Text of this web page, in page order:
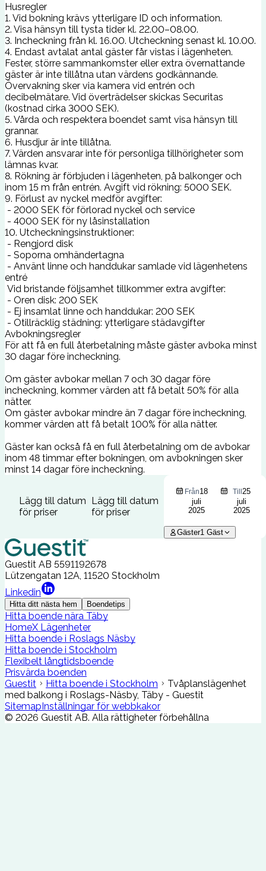
Husregler
1. Vid bokning krävs ytterligare ID och information.
2. Visa hänsyn till tysta tider kl. 22.00–08.00.
3. Incheckning från kl. 16.00. Utcheckning senast kl. 10.00.
4. Endast avtalat antal gäster får vistas i lägenheten.
Fester, större sammankomster eller extra övernattande
gäster är inte tillåtna utan värdens godkännande.
Övervakning sker via kamera vid entrén och
decibelmätare. Vid överträdelser skickas Securitas
(kostnad cirka 3000 SEK).
5. Vårda och respektera boendet samt visa hänsyn till
grannar.
6. Husdjur är inte tillåtna.
7. Värden ansvarar inte för personliga tillhörigheter som
lämnas kvar.
8. Rökning är förbjuden i lägenheten, på balkonger och
inom 15 m från entrén. Avgift vid rökning: 5000 SEK.
9. Förlust av nyckel medför avgifter:
- 2000 SEK för förlorad nyckel och service
- 4000 SEK för ny låsinstallation
10. Utcheckningsinstruktioner:
- Rengjord disk
- Soporna omhändertagna
- Använt linne och handdukar samlade vid lägenhetens
entré
Vid bristande följsamhet tillkommer extra avgifter:
- Oren disk: 200 SEK
- Ej insamlat linne och handdukar: 200 SEK
- Otillräcklig städning: ytterligare städavgifter
Avbokningsregler
För att få en full återbetalning måste gäster avboka minst
30 dagar före incheckning.
Om gäster avbokar mellan 7 och 30 dagar före
incheckning, kommer värden att få betalt 50% för alla
nätter.
Om gäster avbokar mindre än 7 dagar före incheckning,
kommer värden att få betalt 100% för alla nätter.
Gäster kan också få en full återbetalning om de avbokar
inom 48 timmar efter bokningen, om avbokningen sker
minst 14 dagar före incheckning.
Lägg till datum
för priser
Lägg till datum
för priser
Från18
juli
2025
Till25
juli
2025
Gäster1 Gäst
Guestit AB 5591192678
Lützengatan 12A, 11520 Stockholm
Linkedin
Hitta ditt nästa hem Boendetips
Hitta boende nära Täby
HomeX Lägenheter
Hitta boende i Roslags Näsby
Hitta boende i Stockholm
Flexibelt långtidsboende
Prisvärda boenden
Guestit
Hitta boende i Stockholm
Tvåplanslägenhet
med balkong i Roslags-Näsby, Täby - Guestit
SitemapInställningar för webbkakor
© 2026 Guestit AB. Alla rättigheter förbehållna